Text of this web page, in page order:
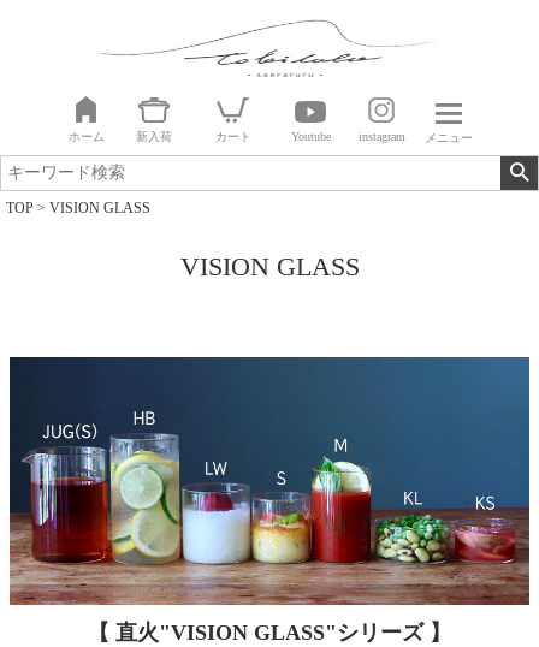
ホーム 新入荷 カート Youtube instagram メニュー
TOP VISION GLASS
VISION GLASS
【 直火"VISION GLASS"シリーズ 】